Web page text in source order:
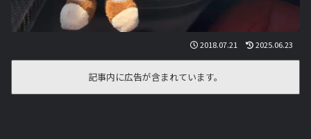
2018.07.21 2025.06.23
記事内に広告が含まれています。